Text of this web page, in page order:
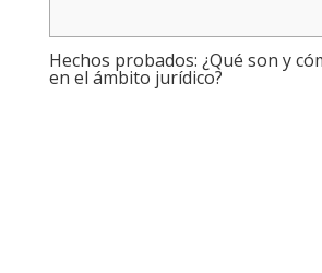
Hechos probados: ¿Qué son y
en el ámbito jurídico?